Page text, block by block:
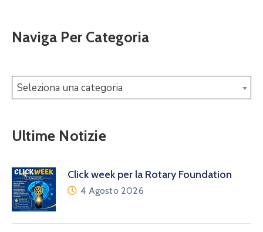
Naviga Per Categoria
Seleziona una categoria
Ultime Notizie
Click week per la Rotary Foundation
4 Agosto 2026